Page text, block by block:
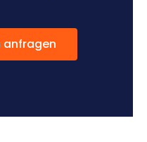
anfragen